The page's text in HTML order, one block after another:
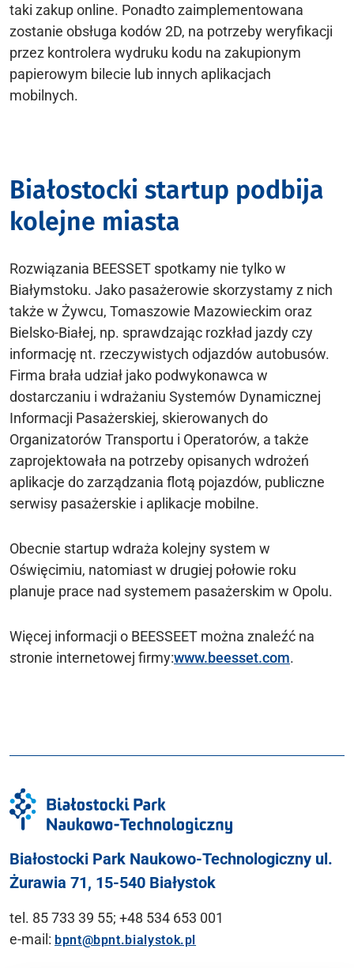
taki zakup online. Ponadto zaimplementowana
zostanie obsługa kodów 2D, na potrzeby weryfikacji
przez kontrolera wydruku kodu na zakupionym
papierowym bilecie lub innych aplikacjach
mobilnych.
Białostocki startup podbija
kolejne miasta
Rozwiązania BEESSET spotkamy nie tylko w
Białymstoku. Jako pasażerowie skorzystamy z nich
także w Żywcu, Tomaszowie Mazowieckim oraz
Bielsko-Białej, np. sprawdzając rozkład jazdy czy
informację nt. rzeczywistych odjazdów autobusów.
Firma brała udział jako podwykonawca w
dostarczaniu i wdrażaniu Systemów Dynamicznej
Informacji Pasażerskiej, skierowanych do
Organizatorów Transportu i Operatorów, a także
zaprojektowała na potrzeby opisanych wdrożeń
aplikacje do zarządzania flotą pojazdów, publiczne
serwisy pasażerskie i aplikacje mobilne.
Obecnie startup wdraża kolejny system w
Oświęcimiu, natomiast w drugiej połowie roku
planuje prace nad systemem pasażerskim w Opolu.
Więcej informacji o BEESSEET można znaleźć na
stronie internetowej firmy:www.beesset.com.
Białostocki Park Naukowo-Technologiczny ul.
Żurawia 71, 15-540 Białystok
tel. 85 733 39 55; +48 534 653 001
e-mail: bpnt@bpnt.bialystok.pl